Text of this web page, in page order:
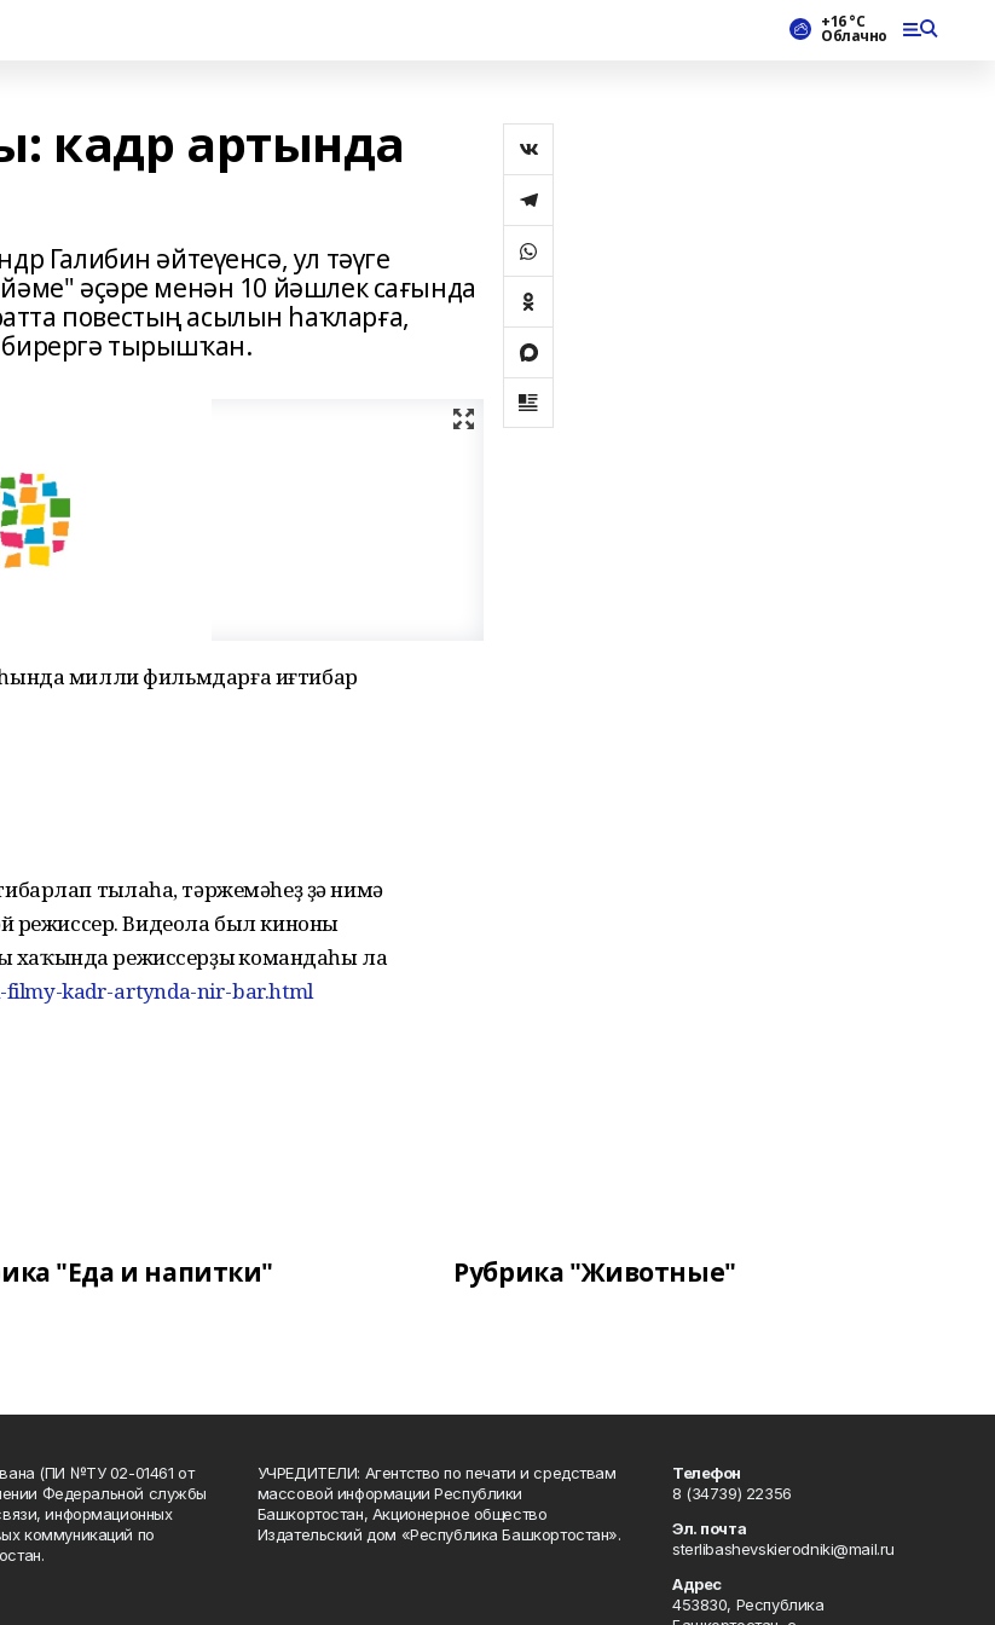
+16 °С
Облачно
кадр артында
Галибин әйтеүенсә, ул тәүге
әҫәре менән 10 йәшлек сағында
повестың асылын һаҡларға,
бирергә тырышҡан.
милли фильмдарға иғтибар
тыңлаһаң, тәржемәһеҙ ҙә нимә
режиссер. Видеола был киноны
хаҡында режиссерҙың командаһы ла
filmy-kadr-artynda-nir-bar.html
"Еда и напитки" Рубрика "Животные"
(ПИ №ТУ 02-01461 от
Федеральной службы
информационных
коммуникаций по
УЧРЕДИТЕЛИ: Агентство по печати и средствам
массовой информации Республики
Башкортостан, Акционерное общество
Издательский дом «Республика Башкортостан».
Телефон
8 (34739) 22356
Эл. почта
sterlibashevskierodniki@mail.ru
Адрес
453830, Республика